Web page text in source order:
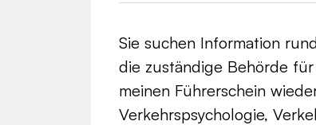
Sie suchen Information
die zuständige Behörde
meinen Führerschein
Verkehrspsychologie,